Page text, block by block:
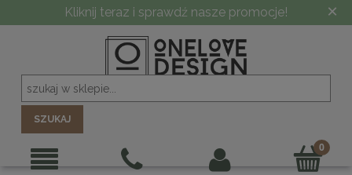
Kliknij teraz i sprawdź nasze promocje! ×
SZUKAJ